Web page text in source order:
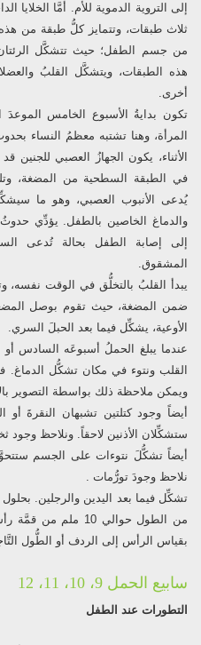
إلى التروية الدموية للأم. أمَّا الخلايا
ثلاث طبقات، وتتمايز كلُّ طبقة من
من جسم الطفل؛ حيث تتشكَّل
هذه الطبقات، ويتشكَّل القلبُ
أخرى.
تكون بدايةُ الأسبوع الخامس
المرأة، وهنا تشتبه معظمُ النساء
الأثناء، يكون الجهازُ العصبي
في الطبقة السطحية من المضغة،
يُدعى الأنبوب العصبي، وهو ما
والدماغ الخاصين بالطفل. يؤدِّي
إلى إصابة الطفل بحالة تُدعى
المشقوق.
يبدأ القلبُ بالتخلُّق في الوقت نفسه،
ضمن المضغة، حيث تقوم بوصل
الأوعية، يشكِّل فيما بعد الحبلَ السري.
عندما يبلغ الحملُ أسبوعَه السادس
القلب ونتوء في مكان تشكُّل الدماغ.
ويمكن ملاحظة ذلك بواسطة التصوير
أيضاً وجود كتلتين تشبهان النقرةَ
ستشكِّلان الأذنين لاحقاً. ونلاحظ وجود
أيضاً تشكُّلَ نتوءات على الجسم
نلاحظ وجودَ تورُّمات .
تشكِّل فيما بعد اليدين والرجلين.
من الطول حوالي 10
بقياس الرأس إلى الردف أو الطُّول
سابيع الحمل 9، 10، 11، 12
التطورات عند الطفل